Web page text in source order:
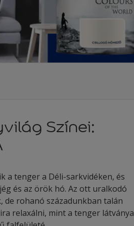
Színei:
a tenger a Déli-sarkvidéken, és
és az örök hó. Az ott uralkodó
de rohanó századunkban talán
relaxálni, mint a tenger látványa